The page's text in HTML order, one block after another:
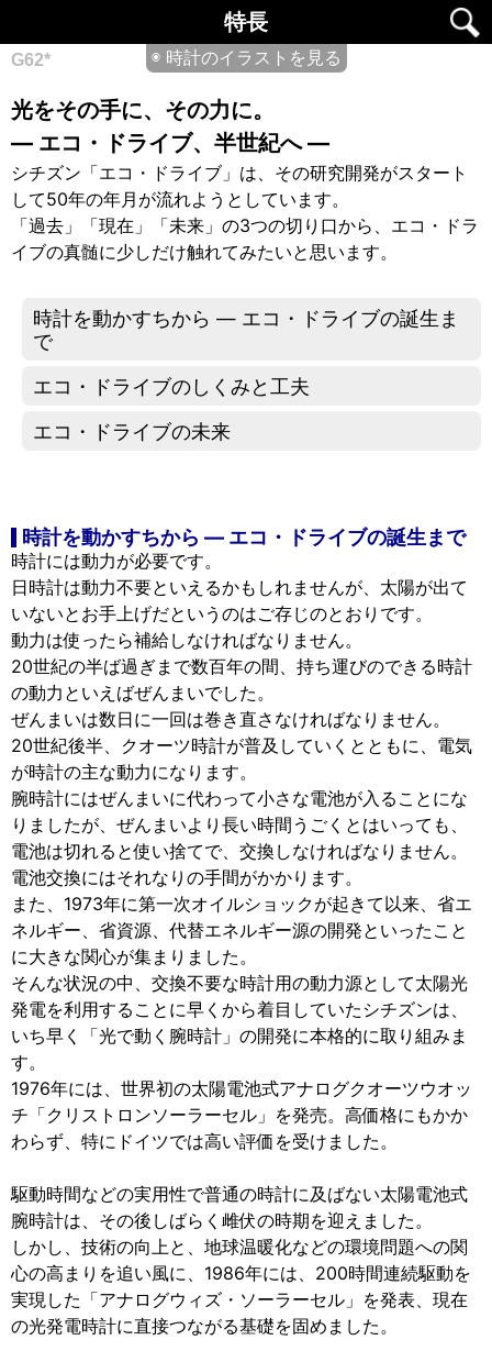
特長
◉ 時計のイラストを見る
☒ 閉じる
G62*
光をその手に、その力に。
— エコ・ドライブ、半世紀へ —
シチズン「エコ・ドライブ」は、その研究開発がスタート
して50年の年月が流れようとしています。
「過去」「現在」「未来」の3つの切り口から、エコ・ドラ
イブの真髄に少しだけ触れてみたいと思います。
時計を動かすちから — エコ・ドライブの誕生ま
で
エコ・ドライブのしくみと工夫
エコ・ドライブの未来
時計を動かすちから — エコ・ドライブの誕生まで
時計には動力が必要です。
日時計は動力不要といえるかもしれませんが、太陽が出て
いないとお手上げだというのはご存じのとおりです。
動力は使ったら補給しなければなりません。
20世紀の半ば過ぎまで数百年の間、持ち運びのできる時計
の動力といえばぜんまいでした。
ぜんまいは数日に一回は巻き直さなければなりません。
20世紀後半、クオーツ時計が普及していくとともに、電気
が時計の主な動力になります。
腕時計にはぜんまいに代わって小さな電池が入ることにな
りましたが、ぜんまいより長い時間うごくとはいっても、
電池は切れると使い捨てで、交換しなければなりません。
電池交換にはそれなりの手間がかかります。
また、1973年に第一次オイルショックが起きて以来、省エ
ネルギー、省資源、代替エネルギー源の開発といったこと
に大きな関心が集まりました。
そんな状況の中、交換不要な時計用の動力源として太陽光
発電を利用することに早くから着目していたシチズンは、
いち早く「光で動く腕時計」の開発に本格的に取り組みま
す。
1976年には、世界初の太陽電池式アナログクオーツウオッ
チ「クリストロンソーラーセル」を発売。高価格にもかか
わらず、特にドイツでは高い評価を受けました。
駆動時間などの実用性で普通の時計に及ばない太陽電池式
腕時計は、その後しばらく雌伏の時期を迎えました。
しかし、技術の向上と、地球温暖化などの環境問題への関
心の高まりを追い風に、1986年には、200時間連続駆動を
実現した「アナログウィズ・ソーラーセル」を発表、現在
の光発電時計に直接つながる基礎を固めました。